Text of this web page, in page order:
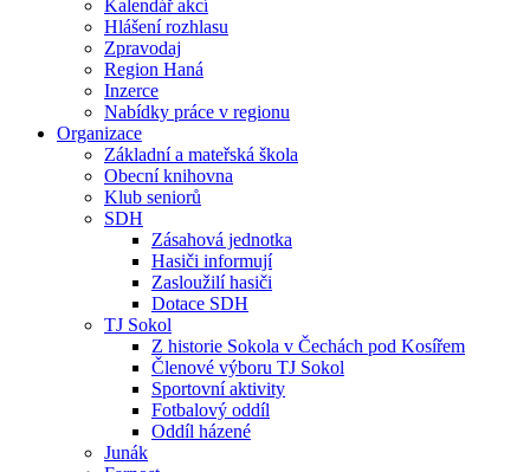
Kalendář akcí
Hlášení rozhlasu
Zpravodaj
Region Haná
Inzerce
Nabídky práce v regionu
Organizace
Základní a mateřská škola
Obecní knihovna
Klub seniorů
SDH
Zásahová jednotka
Hasiči informují
Zasloužilí hasiči
Dotace SDH
TJ Sokol
Z historie Sokola v Čechách pod Kosířem
Členové výboru TJ Sokol
Sportovní aktivity
Fotbalový oddíl
Oddíl házené
Junák